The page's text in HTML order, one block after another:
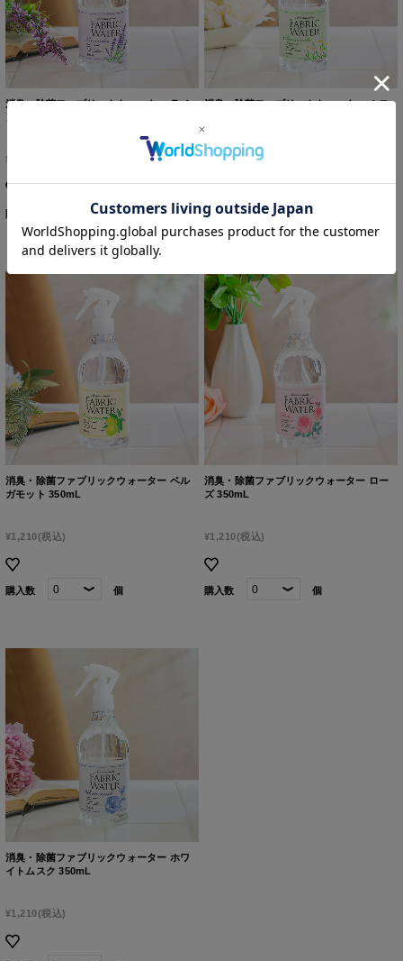
消臭・除菌ファブリックウォーター ラベ
ンダー 350mL
¥1,210
購入数 個
消臭・除菌ファブリックウォーター カモ
¥1,210(税込)
購入数 個
消臭・除菌ファブリックウォーター ベル
ガモット 350mL
¥1,210(税込)
購入数 個
消臭・除菌ファブリックウォーター ロー
ズ 350mL
¥1,210(税込)
購入数 個
消臭・除菌ファブリックウォーター ホワ
イトムスク 350mL
¥1,210(税込)